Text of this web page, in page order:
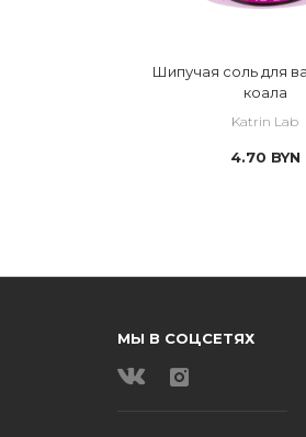
Шипучая соль для
коала
Katrin Lab
4.70 BYN
МЫ В СОЦСЕТЯХ